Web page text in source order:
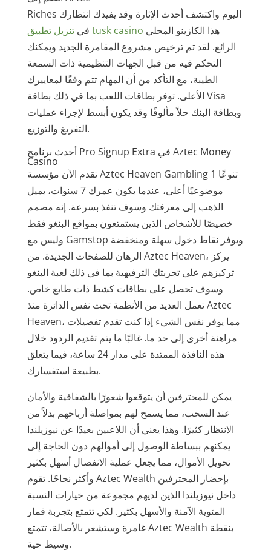
Riches اليوم واكتشف أحدث الإثارة وقد يفيدك انتظارك
في تنزيل تطبيق tusk casino
الرائع. لقد تم ترخيص مشروع المقامرة الجديد ويمكنك
التحكم فيه من قبل الجهات التنظيمية ذات السمعة
الطيبة، مع التأكد من أن المهام تتم وفقًا لمعاييرك
الأعلى. توفر بطاقات اللعب بما في ذلك بطاقة Visa
وبطاقة البنك حلاً مألوفًا وقد يكون أبسط لإجراء عمليات
التفريغ والتوزيع.
أحدث برنامج Pro Signup Extra في Aztec Money
Casino
تقدم الآن مؤسسة Aztec Heaven Gambling 1 تنوعًا
موضوعيًا أعلى، عندما يكون عمرك 7 سنوات، يميل
الذهب إلى معرفتك وسوف تنفذ بسرعة. إنه مصمم
خصيصًا للأشخاص الذين يستمتعون بمواقع البنغو فقط
وليس مع Gamstop ويوفر نقاط دخول سهلة ومنخفضة
الرهان للصفحات الجديدة. من Aztec Heaven، يركز
تركيزهم على تجربتك الترفيهية بما في ذلك لعبة البنغو
وسوف تحصل على بطاقات كشط ذات طابع خاص.
تعمل العديد من الأنظمة تحت نفس الدائرة منذ Aztec
Heaven، مما يوفر نفس الشيء إذا كنت تقدم تفضيلات
مراهنة أخرى إلى حد ما. غالبًا ما يتم تقديم الردود خلال
هذه النافذة الممتدة على مدار 24 ساعة، فيما يتعلق
بطبيعة استفسارك.
يمكن للمحترفين أن يتوقعوا شعورًا بالشفافية والأمان
عند السحب، مما يسمح لهم بمواصلة أرباحهم بدلاً من
الانتظار كثيرًا. وهذا يعني أن اللاعبين بعيدًا عن نيوزيلندا
يمكنهم ببساطة الوصول إلى أموالهم دون الحاجة إلى
تحويل الأموال، مما يجعل عملية الانفصال أسهل بكثير
وأكثر نجاحًا. تقوم Aztec Wealth بإحضار المحترفين
داخل نيوزيلندا الذين لديهم مجموعة من خيارات النسبة
المئوية الآمنة والأسهل بكثير. لكي تتمتع بتجربة قمار
غامرة وستشعر بالأصالة، تتمتع Aztec Wealth بنقطة
وسيط حية.